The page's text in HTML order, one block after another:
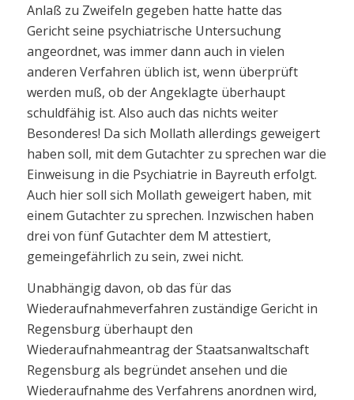
Anlaß zu Zweifeln gegeben hatte hatte das
Gericht seine psychiatrische Untersuchung
angeordnet, was immer dann auch in vielen
anderen Verfahren üblich ist, wenn überprüft
werden muß, ob der Angeklagte überhaupt
schuldfähig ist. Also auch das nichts weiter
Besonderes! Da sich Mollath allerdings geweigert
haben soll, mit dem Gutachter zu sprechen war die
Einweisung in die Psychiatrie in Bayreuth erfolgt.
Auch hier soll sich Mollath geweigert haben, mit
einem Gutachter zu sprechen. Inzwischen haben
drei von fünf Gutachter dem M attestiert,
gemeingefährlich zu sein, zwei nicht.
Unabhängig davon, ob das für das
Wiederaufnahmeverfahren zuständige Gericht in
Regensburg überhaupt den
Wiederaufnahmeantrag der Staatsanwaltschaft
Regensburg als begründet ansehen und die
Wiederaufnahme des Verfahrens anordnen wird,